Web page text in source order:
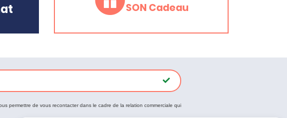
SON Cadeau
permettre de vous recontacter dans le cadre de la relation commerciale qui